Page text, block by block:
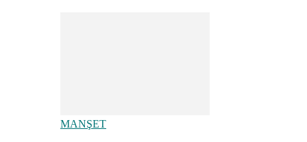
MANŞET